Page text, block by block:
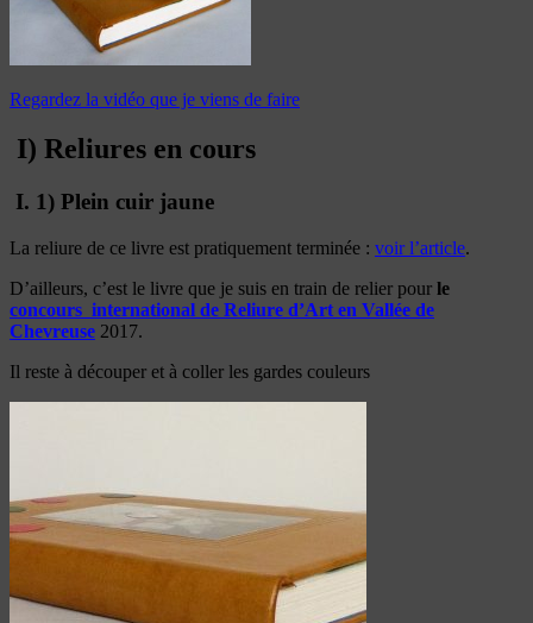
Regardez la vidéo que je viens de faire
I) Reliures en cours
I. 1) Plein cuir jaune
La reliure de ce livre est pratiquement terminée : voir l’article.
D’ailleurs, c’est le livre que je suis en train de relier pour le
concours international de Reliure d’Art en Vallée de
Chevreuse 2017.
Il reste à découper et à coller les gardes couleurs